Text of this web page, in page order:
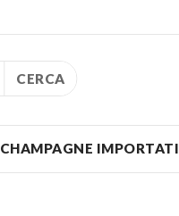
CERCA
CHAMPAGNE IMPORTATI